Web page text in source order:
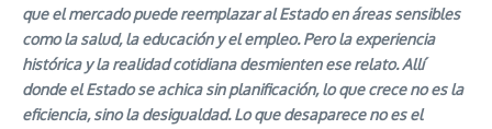
que el mercado puede reemplazar al Estado en áreas sensibles
como la salud, la educación y el empleo. Pero la experiencia
histórica y la realidad cotidiana desmienten ese relato. Allí
donde el Estado se achica sin planificación, lo que crece no es la
eficiencia, sino la desigualdad. Lo que desaparece no es el